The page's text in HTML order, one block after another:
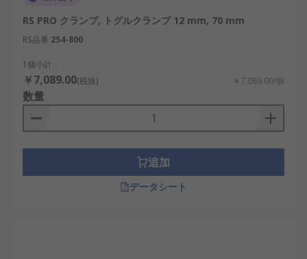
RS PRO クランプ, トグルクランプ 12 mm, 70 mm
RS品番 254-800
1個小計：
￥7,089.00(税抜) ￥7,089.00/個
数量
追加
データシート